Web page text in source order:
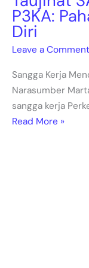
P3KA:
Diri
Leave a Comment
Sangga Kerja
Narasumber
sangga kerja
Read More »